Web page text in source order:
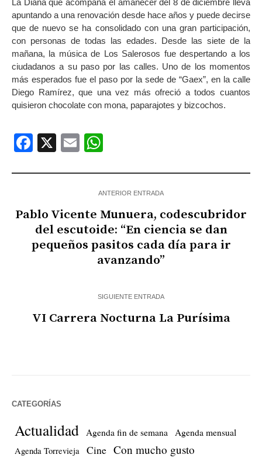
La Diana que acompaña el amanecer del 8 de diciembre lleva
apuntando a una renovación desde hace años y puede decirse
que de nuevo se ha consolidado con una gran participación,
con personas de todas las edades. Desde las siete de la
mañana, la música de Los Salerosos fue despertando a los
ciudadanos a su paso por las calles. Uno de los momentos
más esperados fue el paso por la sede de “Gaex”, en la calle
Diego Ramírez, que una vez más ofreció a todos cuantos
quisieron chocolate con mona, paparajotes y bizcochos.
Facebook
X Email
ANTERIOR ENTRADA
Pablo Vicente Munuera, codescubridor
del escutoide: “En ciencia se dan
pequeños pasitos cada día para ir
avanzando”
SIGUIENTE ENTRADA
VI Carrera Nocturna La Purísima
CATEGORÍAS
Actualidad Agenda fin de semana Agenda mensual
Agenda Torrevieja Cine Con mucho gusto